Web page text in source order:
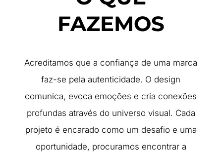
FAZEMOS
Acreditamos que a confiança de uma marca
faz-se pela autenticidade. O design
comunica, evoca emoções e cria conexões
profundas através do universo visual. Cada
projeto é encarado como um desafio e uma
oportunidade, procuramos encontrar a